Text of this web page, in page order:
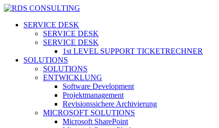
Skip
main
search
Menu
SERVICE DESK
SERVICE DESK
SERVICE DESK
1st LEVEL SUPPORT TICKETRECHNER
SOLUTIONS
SOLUTIONS
ENTWICKLUNG
Software Development
Projektmanagement
Revisionssichere Archivierung
MICROSOFT SOLUTIONS
Microsoft SharePoint